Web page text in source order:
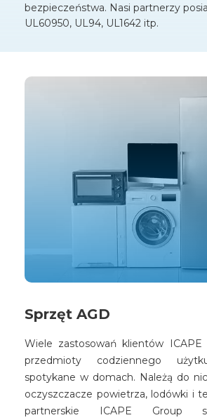
bezpieczeństwa. Nasi partnerzy
UL60950, UL94, UL1642 itp.
Sprzęt AGD
Wiele zastosowań klientów ICAPE
przedmioty codziennego
spotykane w domach. Należą do
oczyszczacze powietrza, lodówki i
partnerskie ICAPE Group